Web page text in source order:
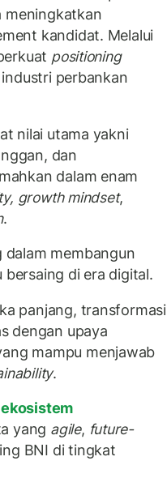
meningkatkan
kandidat. Melalui
positioning
perbankan
nilai utama yakni
dan
dalam enam
growth mindset,
.
membangun
di era digital.
panjang, transformasi
dengan upaya
mampu menjawab
.
ekosistem
yang agile, future-
BNI di tingkat